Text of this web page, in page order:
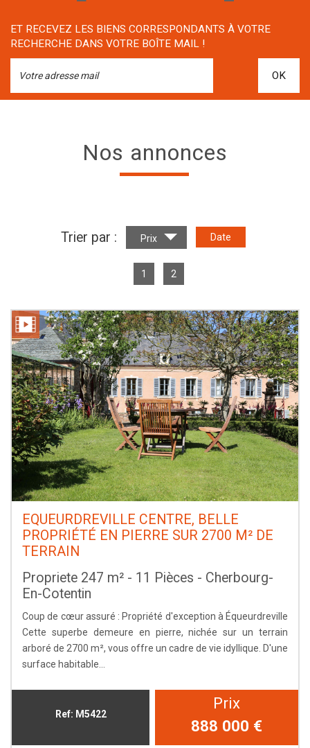
ET RECEVEZ LES BIENS CORRESPONDANTS À VOTRE
RECHERCHE DANS VOTRE BOÎTE MAIL !
OK
Nos annonces
Trier par : Prix Date
1 2
EQUEURDREVILLE CENTRE, BELLE
PROPRIÉTÉ EN PIERRE SUR 2700 M² DE
TERRAIN
Propriete 247 m² - 11 Pièces - Cherbourg-
En-Cotentin
Coup de cœur assuré : Propriété d'exception à Équeurdreville
Cette superbe demeure en pierre, nichée sur un terrain
arboré de 2700 m², vous offre un cadre de vie idyllique. D'une
surface habitable...
Ref: M5422
Prix
888 000 €